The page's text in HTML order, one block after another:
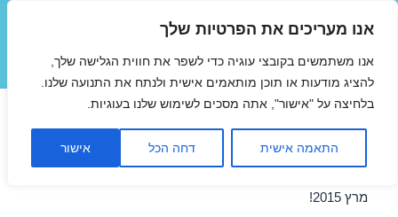
אנו מעריכים את הפרטיות שלך
אנו משתמשים בקובצי עוגיה כדי לשפר את חווית הגלישה שלך,
להציג מודעות או תוכן מותאמים אישית ולנתח את התנועה שלנו.
בלחיצה על "אישור", אתה מסכים לשימוש שלנו בעוגיות.
התאמה אישית דחה הכל אישור
תפריטים
ווידג'טים
טיסה לבוקרשט 10/03/2015
מרץ 2015!